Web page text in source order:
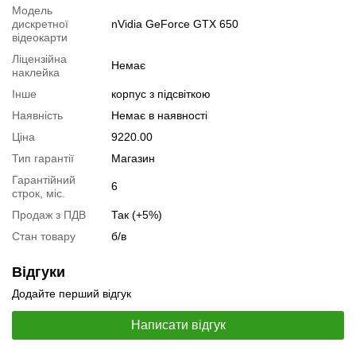
Тестування процесора:
Специфікація відеокарти:nVidia GeForce GTX 650
Тестування відеокарти:
Відеоогляд
📧Запит оптової ціни
Слідкувати в Instagram
Слідкувати на Facebook
Модель
дискретної
відеокарти
nVidia GeForce GTX 650
Ліцензійна
наклейка
Немає
Інше
корпус з підсвіткою
Наявність
Немає в наявності
Ціна
9220.00
Тип гарантії
Магазин
Гарантійний
строк, міс.
6
Продаж з ПДВ
Так (+5%)
Стан товару
б/в
Відгуки
Додайте перший відгук
Написати відгук